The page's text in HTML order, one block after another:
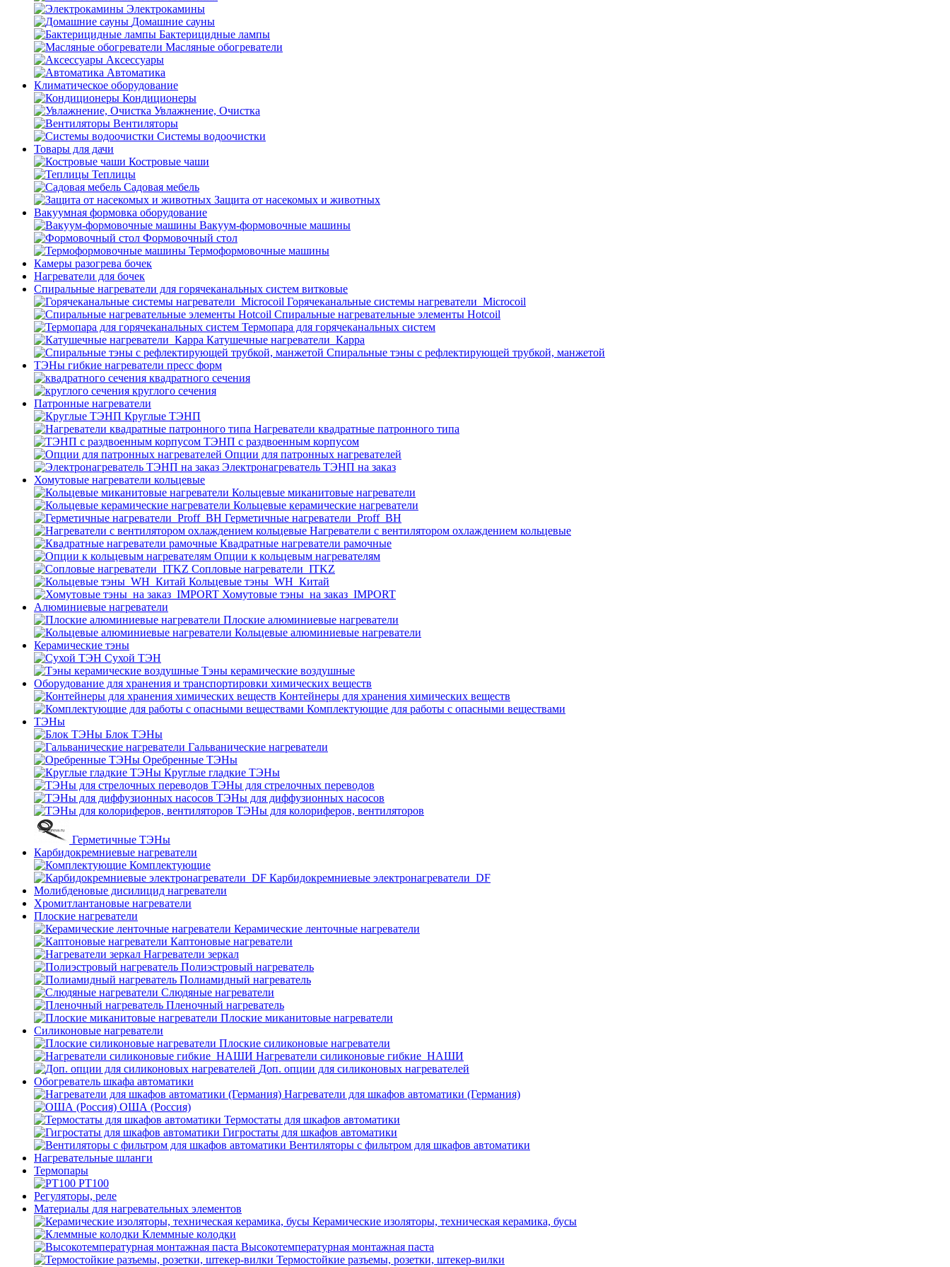
Электрокамины
Домашние сауны
Бактерицидные лампы
Масляные обогреватели
Аксессуары
Автоматика
Климатическое оборудование
Кондиционеры
Увлажнение, Очистка
Вентиляторы
Системы водоочистки
Товары для дачи
Костровые чаши
Теплицы
Садовая мебель
Защита от насекомых и животных
Вакуумная формовка оборудование
Вакуум-формовочные машины
Формовочный стол
Термоформовочные машины
Камеры разогрева бочек
Нагреватели для бочек
Спиральные нагреватели для горячеканальных систем витковые
Горячеканальные системы нагреватели_Microcoil
Спиральные нагревательные элементы Hotcoil
Термопара для горячеканальных систем
Катушечные нагреватели_Карра
Спиральные тэны с рефлектирующей трубкой, манжетой
ТЭНы гибкие нагреватели пресс форм
квадратного сечения
круглого сечения
Патронные нагреватели
Круглые ТЭНП
Нагреватели квадратные патронного типа
ТЭНП с раздвоенным корпусом
Опции для патронных нагревателей
Электронагреватель ТЭНП на заказ
Хомутовые нагреватели кольцевые
Кольцевые миканитовые нагреватели
Кольцевые керамические нагреватели
Герметичные нагреватели_Proff_BH
Нагреватели с вентилятором охлаждением кольцевые
Квадратные нагреватели рамочные
Опции к кольцевым нагревателям
Cопловые нагреватели_ITKZ
Кольцевые тэны_WH_Китай
Хомутовые тэны_на заказ_IMPORT
Алюминиевые нагреватели
Плоские алюминиевые нагреватели
Кольцевые алюминиевые нагреватели
Керамические тэны
Сухой ТЭН
Тэны керамические воздушные
Оборудование для хранения и транспортировки химических веществ
Контейнеры для хранения химических веществ
Комплектующие для работы с опасными веществами
ТЭНы
Блок ТЭНы
Гальванические нагреватели
Оребренные ТЭНы
Круглые гладкие ТЭНы
ТЭНы для стрелочных переводов
ТЭНы для диффузионных насосов
ТЭНы для колориферов, вентиляторов
Герметичные ТЭНы
Карбидокремниевые нагреватели
Комплектующие
Карбидокремниевые электронагреватели_DF
Молибденовые дисилицид нагреватели
Хромитлантановые нагреватели
Плоские нагреватели
Керамические ленточные нагреватели
Каптоновые нагреватели
Нагреватели зеркал
Полиэстровый нагреватель
Полиамидный нагреватель
Слюдяные нагреватели
Пленочный нагреватель
Плоские миканитовые нагреватели
Силиконовые нагреватели
Плоские силиконовые нагреватели
Нагреватели силиконовые гибкие_НАШИ
Доп. опции для силиконовых нагревателей
Обогреватель шкафа автоматики
Нагреватели для шкафов автоматики (Германия)
ОША (Россия)
Термостаты для шкафов автоматики
Гигростаты для шкафов автоматики
Вентиляторы с фильтром для шкафов автоматики
Нагревательные шланги
Термопары
PT100
Регуляторы, реле
Материалы для нагревательных элементов
Керамические изоляторы, техническая керамика, бусы
Клеммные колодки
Высокотемпературная монтажная паста
Термостойкие разъемы, розетки, штекер-вилки